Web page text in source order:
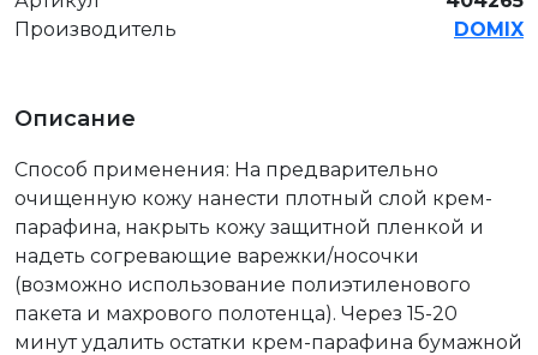
Производитель
DOMIX
Описание
Способ применения: На предварительно
очищенную кожу нанести плотный слой крем-
парафина, накрыть кожу защитной пленкой и
надеть согревающие варежки/носочки
(возможно использование полиэтиленового
пакета и махрового полотенца). Через 15-20
минут удалить остатки крем-парафина бумажной